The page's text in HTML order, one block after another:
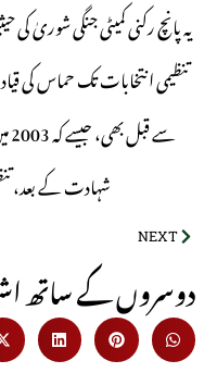
تنظیمی انتخابات تک حماس کی
شہادت کے بعد،
NEXT
:دوسروں کے ساتھ